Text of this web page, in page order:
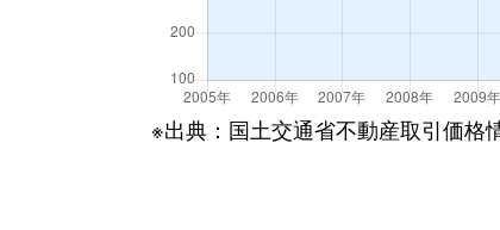
※出典：国土交通省不動産取引価格